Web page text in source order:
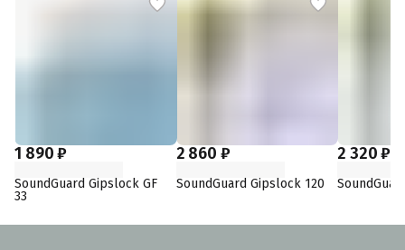
1 890 ₽
SoundGuard Gipslock GF
33
2 860 ₽
SoundGuard Gipslock 120
2 320 ₽